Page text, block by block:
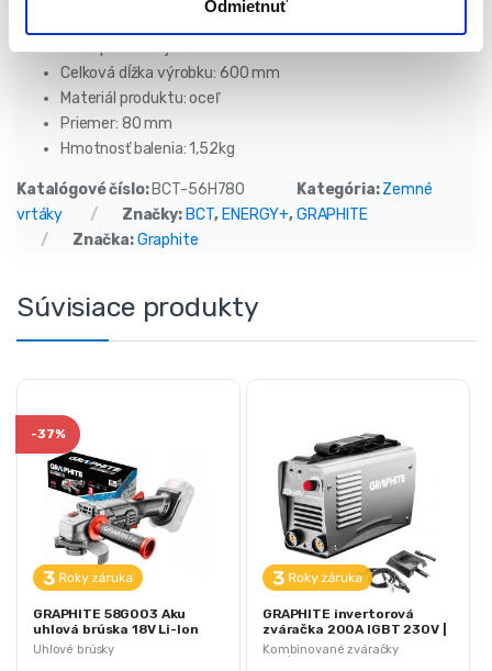
Odmietnuť
Dĺžka pracovnej časti: 480 mm
Celková dĺžka výrobku: 600 mm
Materiál produktu: oceľ
Priemer: 80 mm
Hmotnosť balenia: 1,52kg
Katalógové číslo: BCT-56H780 Kategória:Zemné
vrtáky
Značky: BCT, ENERGY+,GRAPHITE
Značka:Graphite
Súvisiace produkty
Uhlové brúsky
-37%
GRAPHITE 58G003 Aku
uhlová brúska 18V Li-Ion
115mm | ENERGY+
Kombinované zváračky
MIG/MAG, TIG a MMA
GRAPHITE invertorová
zváračka 200A IGBT 230V |
56H813